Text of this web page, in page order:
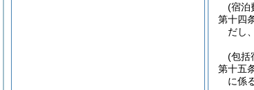
(宿泊
第十四
だし
(包括
第十五
に係